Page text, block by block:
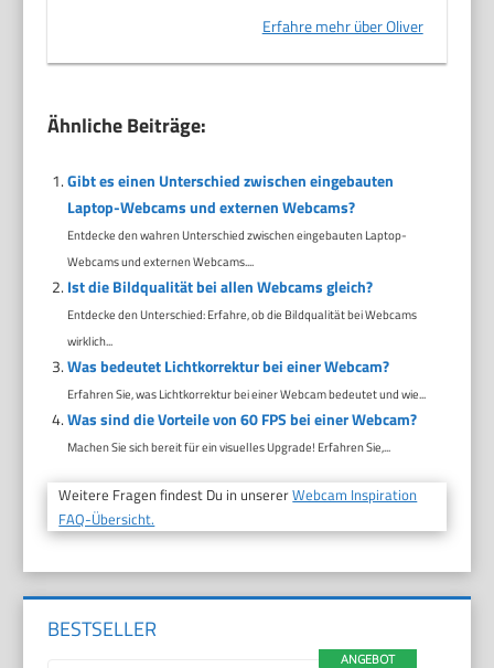
Erfahre mehr über Oliver
Ähnliche Beiträge:
Gibt es einen Unterschied zwischen eingebauten
Laptop-Webcams und externen Webcams?
Entdecke den wahren Unterschied zwischen eingebauten Laptop-
Webcams und externen Webcams....
Ist die Bildqualität bei allen Webcams gleich?
Entdecke den Unterschied: Erfahre, ob die Bildqualität bei Webcams
wirklich...
Was bedeutet Lichtkorrektur bei einer Webcam?
Erfahren Sie, was Lichtkorrektur bei einer Webcam bedeutet und wie...
Was sind die Vorteile von 60 FPS bei einer Webcam?
Machen Sie sich bereit für ein visuelles Upgrade! Erfahren Sie,...
Weitere Fragen findest Du in unsererWebcam Inspiration
FAQ-Übersicht.
BESTSELLER
ANGEBOT